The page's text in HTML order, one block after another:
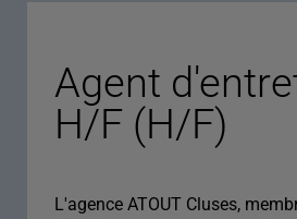
Agent
H/F (H/F)
L'agence ATOUT Cluses,